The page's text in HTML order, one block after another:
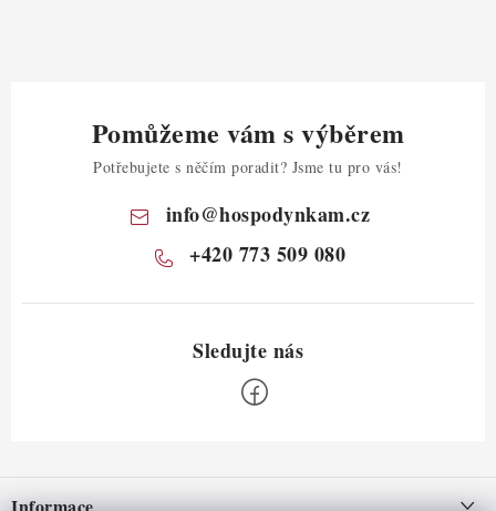
Pomůžeme vám s výběrem
Potřebujete s něčím poradit? Jsme tu pro vás!
info@hospodynkam.cz
+420 773 509 080